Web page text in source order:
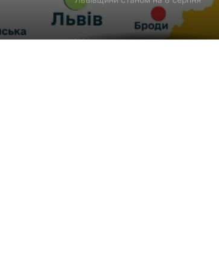
У Мостиськах тимчасово